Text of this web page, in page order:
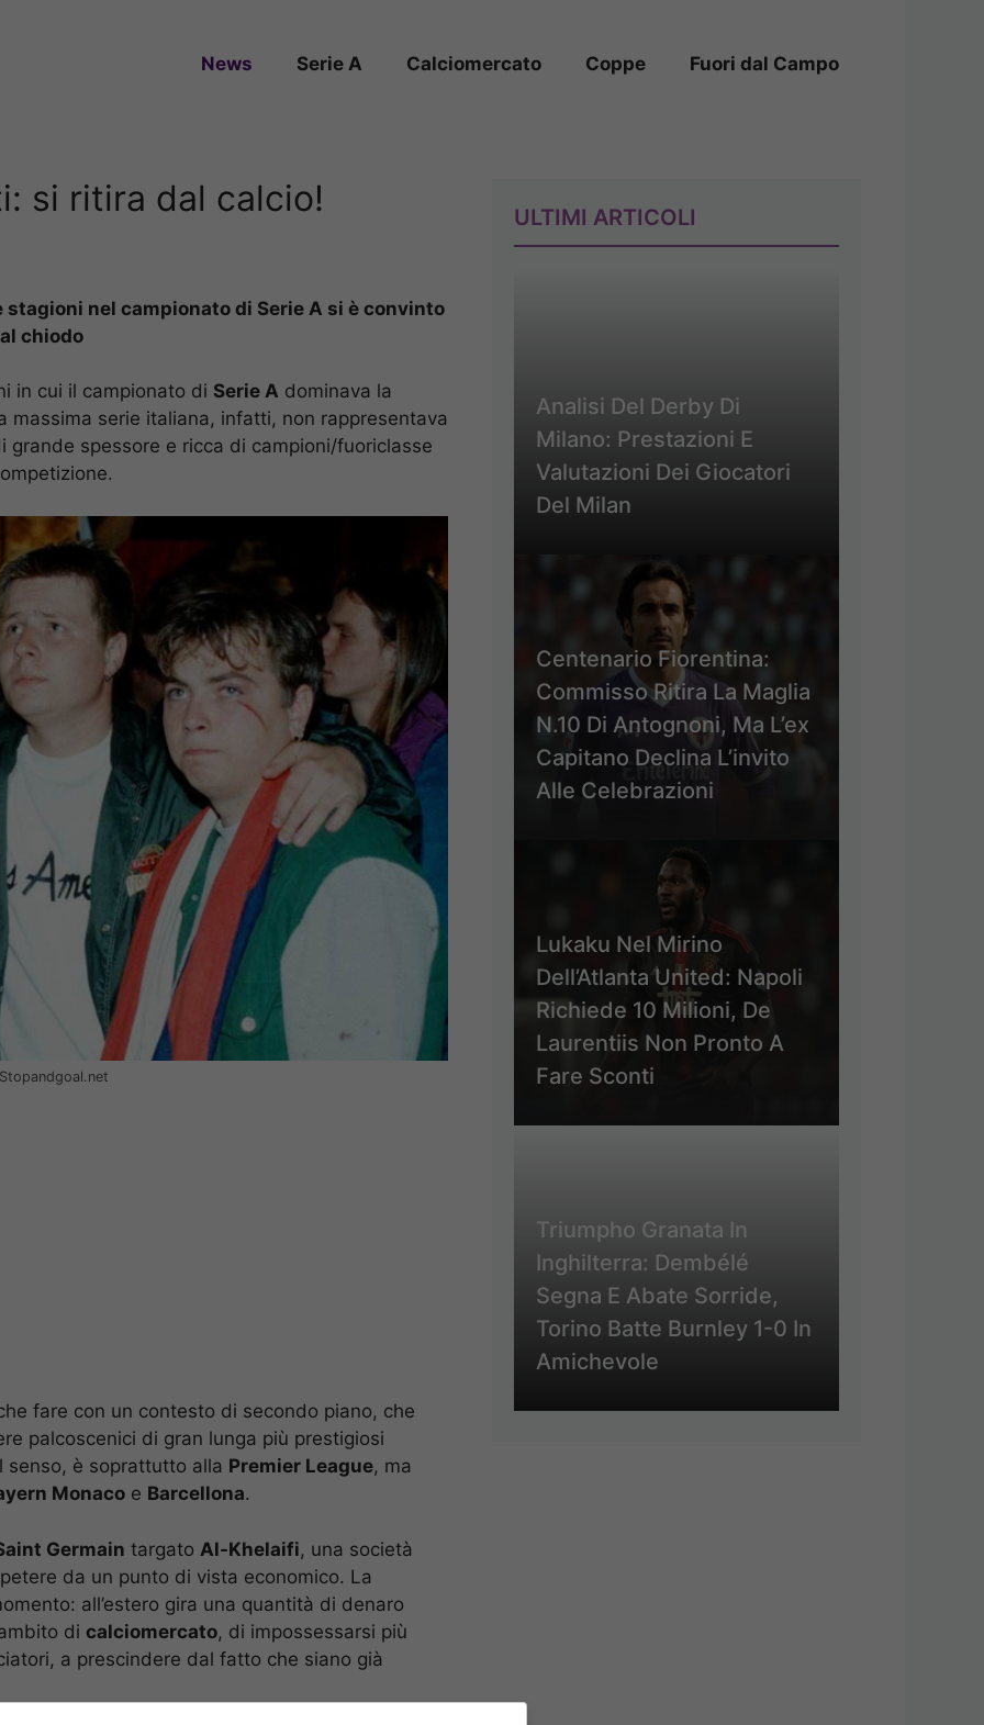
News Serie A Calciomercato Coppe Fuori dal Campo
si ritira dal calcio!
nel campionato di Serie A si è convinto
chiodo
in cui il campionato di Serie A dominava la
massima serie italiana, infatti, non rappresentava
spessore e ricca di campioni/fuoriclasse
fare con un contesto di secondo piano, che
palcoscenici di gran lunga più prestigiosi
senso, è soprattutto alla Premier League, ma
Monaco e Barcellona.
Germain targato Al-Khelaifi, una società
da un punto di vista economico. La
all’estero gira una quantità di denaro
di calciomercato, di impossessarsi più
a prescindere dal fatto che siano già
ULTIMI ARTICOLI
Analisi Del Derby Di
Milano: Prestazioni E
Valutazioni Dei Giocatori
Del Milan
Centenario Fiorentina:
Commisso Ritira La Maglia
N.10 Di Antognoni, Ma L’ex
Capitano Declina L’invito
Alle Celebrazioni
Lukaku Nel Mirino
Dell’Atlanta United: Napoli
Richiede 10 Milioni, De
Laurentiis Non Pronto A
Fare Sconti
Triumpho Granata In
Inghilterra: Dembélé
Segna E Abate Sorride,
Torino Batte Burnley 1-0 In
Amichevole